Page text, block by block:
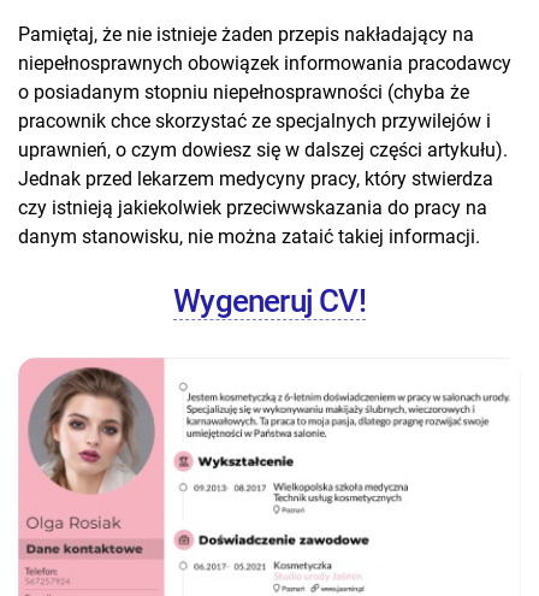
Pamiętaj, że nie istnieje żaden przepis nakładający na
niepełnosprawnych obowiązek informowania pracodawcy
o posiadanym stopniu niepełnosprawności (chyba że
pracownik chce skorzystać ze specjalnych przywilejów i
uprawnień, o czym dowiesz się w dalszej części artykułu).
Jednak przed lekarzem medycyny pracy, który stwierdza
czy istnieją jakiekolwiek przeciwwskazania do pracy na
danym stanowisku, nie można zataić takiej informacji.
Wygeneruj CV!